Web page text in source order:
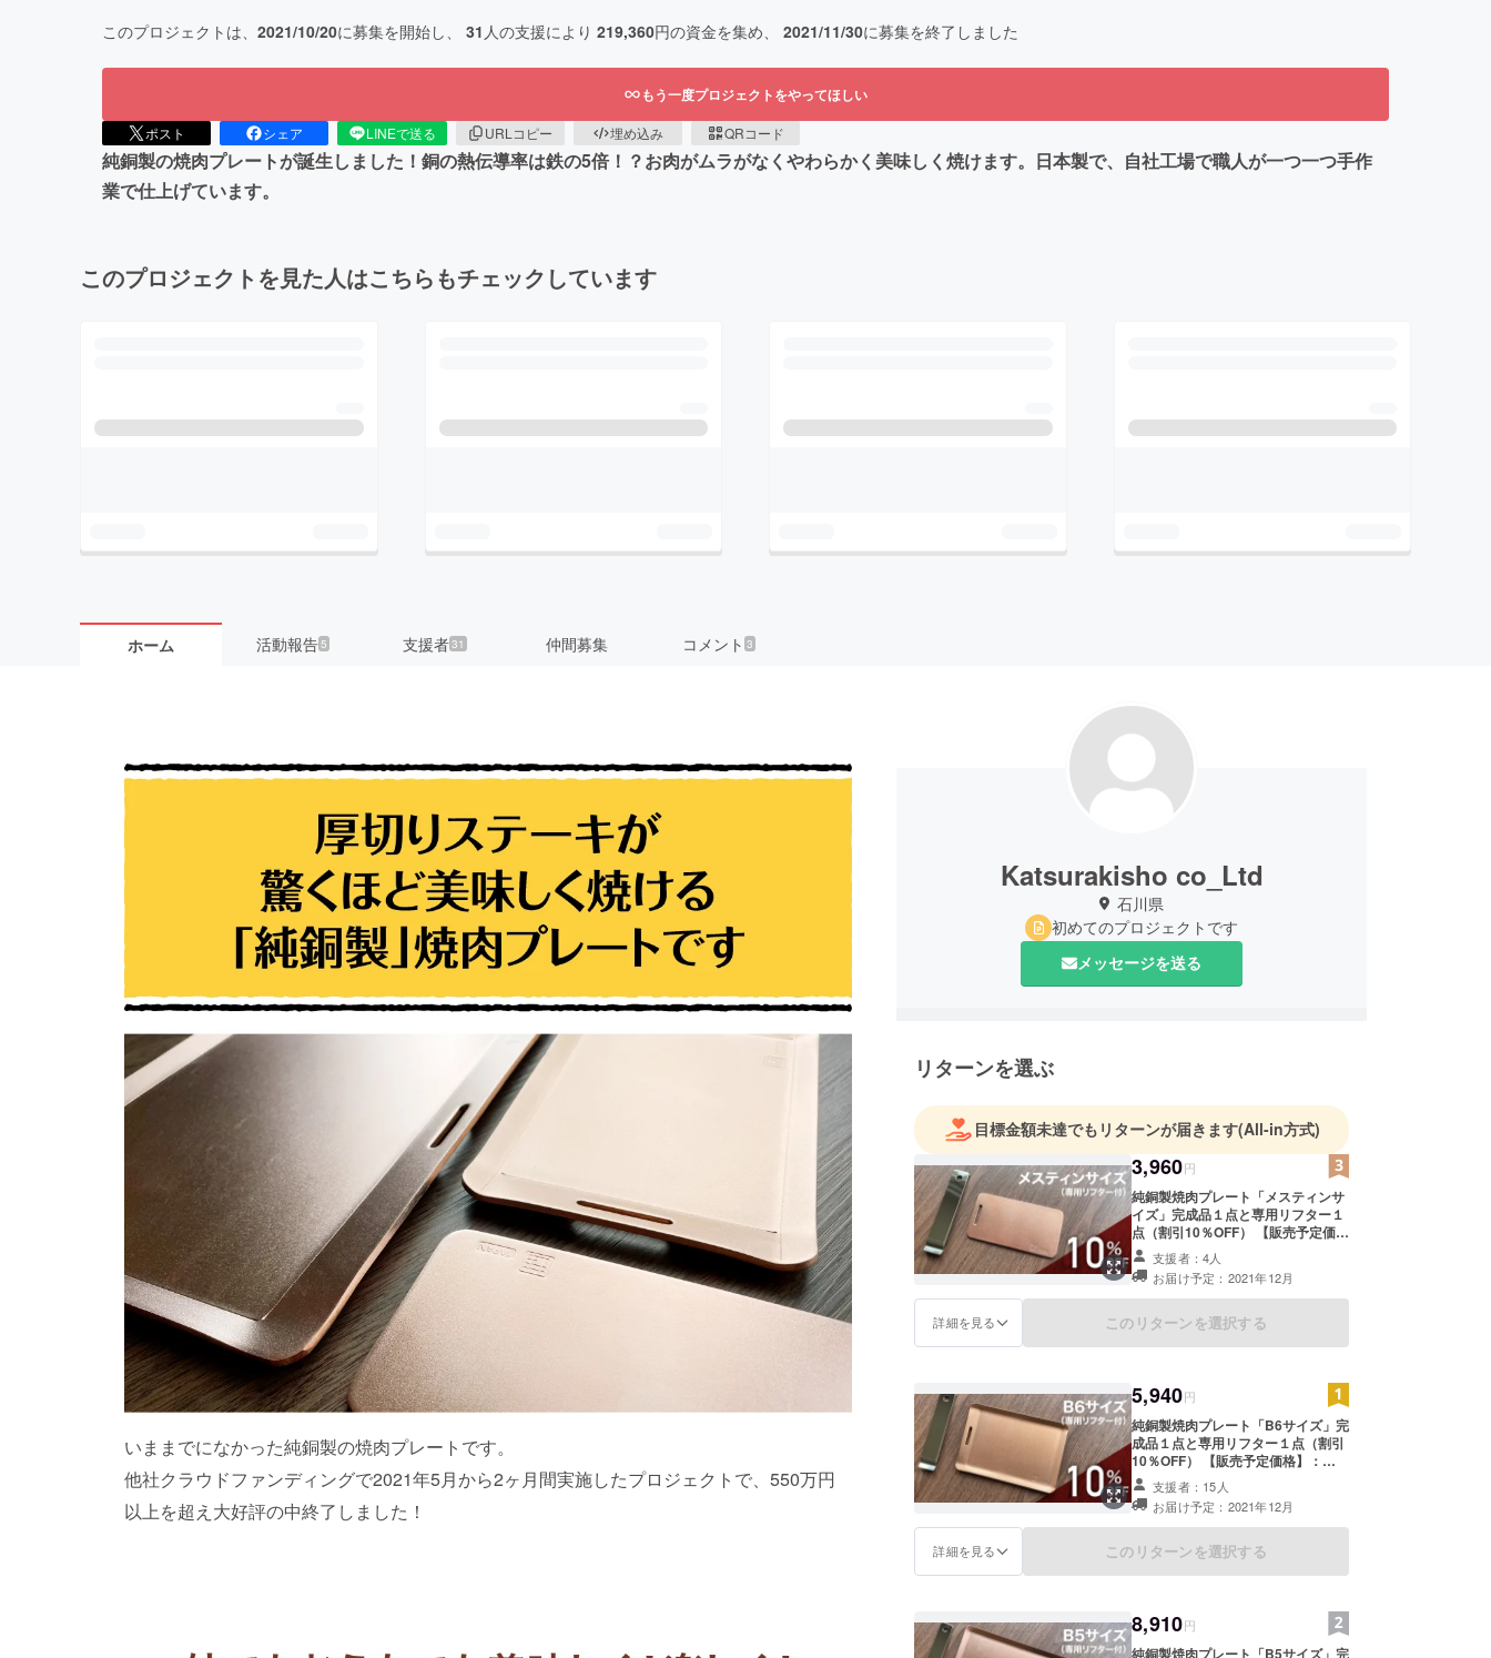
このプロジェクトは、 2021/10/20に募集を開始し、 31 人の支援により 219,360円の資金を集め、 2021/11/30に募集を終了しました
もう一度プロジェクトをやってほしい
ポスト シェア LINEで送る URLコピー 埋め込み QRコード
純銅製の焼肉プレートが誕生しました！銅の熱伝導率は鉄の5倍！？お肉がムラがなくやわらかく美味しく焼けます。日本製で、自社工場で職人が一つ一つ手作
業で仕上げています。
このプロジェクトを見た人はこちらもチェックしています
ホーム 活動報告5 支援者31 仲間募集 コメント 3
いままでになかった純銅製の焼肉プレートです。
他社クラウドファンディングで2021年5月から2ヶ月間実施したプロジェクトで、550万円
以上を超え大好評の中終了しました！
Katsurakisho co_Ltd
石川県
初めてのプロジェクトです
メッセージを送る
リターンを選ぶ
目標金額未達でもリターンが届きます(All-in方式)
3,960円
純銅製焼肉プレート「メスティンサ
イズ」完成品１点と専用リフター１
点（割引10％OFF） 【販売予定価
格】：4,400円⇒3,960円（税・送料
込） ・素材：純銅 ・付属品：布製
ケース、専用リフター ・サイズ：約
W149mm × H80mm ・板厚：
2.3mm ・重量：約255g
支援者：4人
お届け予定：2021年12月
詳細を見る このリターンを選択する
5,940円
純銅製焼肉プレート「B6サイズ」完
成品１点と専用リフター１点（割引
10％OFF） 【販売予定価格】：
6,600円⇒5,940円（税・送料込）
・素材：純銅 ・付属品：布製ケー
ス、専用リフター ・サイズ：約
W182mm × H128mm ・板厚：
3mm ・重量：約625g
支援者：15人
お届け予定：2021年12月
詳細を見る このリターンを選択する
8,910円
純銅製焼肉プレート「B5サイズ」完